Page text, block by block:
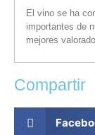
El vino se ha
importantes de
mejores
Compartir